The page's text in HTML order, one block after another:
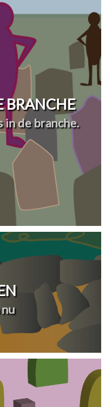
BRANCHE
in de branche.